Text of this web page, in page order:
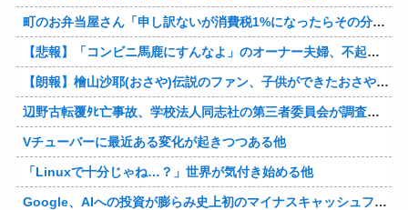
町のお弁当屋さん「申し訳ないが消費税1%になったらその分商品代を値上げするわ」 「うちも！」
【悲報】「コンビニ馬鹿にすんなよ」のオーナー夫婦、不起訴ｗｗｗｗｗｗｗｗ
【朗報】檜山沙耶(おさや)伝説のファン、子供ができたおさやへの正直な気持ちを語るｗ
辺野古転覆ﾀﾋ亡事故、学校法人同志社の第三者委員会が調査報告書を公表 … 安全配慮義務違反や安全管理に関する検証を妨げた組織風土の存在を指摘
Vチューバーに最近ある変化が起きつつある他
「Linuxで十分じゃね…？」世界が気付き始める他
Google、AIへの投資が膨らみ史上初のマイナスキャッシュフローに陥る他